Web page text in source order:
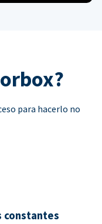
para hacerlo no
constantes